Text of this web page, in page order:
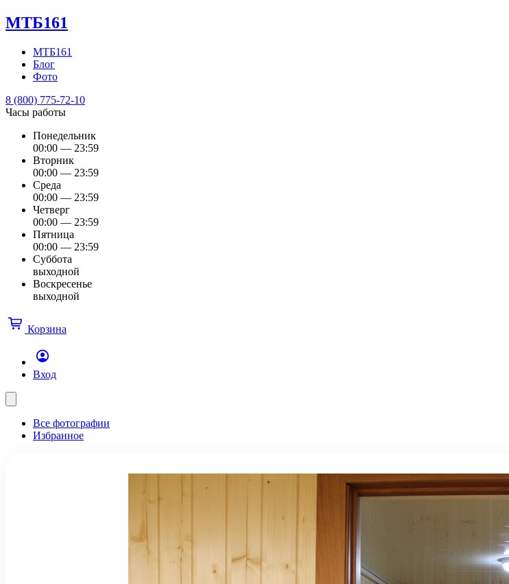
МТБ161
МТБ161
Блог
Фото
8 (800) 775-72-10
Часы работы
Понедельник
00:00 — 23:59
Вторник
00:00 — 23:59
Среда
00:00 — 23:59
Четверг
00:00 — 23:59
Пятница
00:00 — 23:59
Суббота
выходной
Воскресенье
выходной
Корзина
Вход
Все фотографии
Избранное